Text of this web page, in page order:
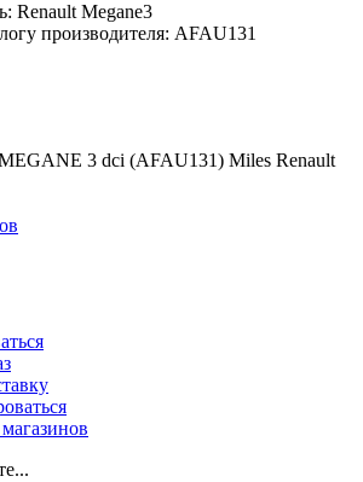
Renault Megane3
производителя: AFAU131
3 dci (AFAU131) Miles Renault